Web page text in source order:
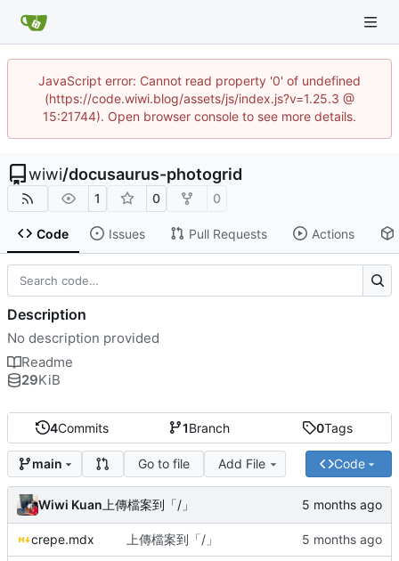
JavaScript error: Cannot read property '0' of undefined
(https://code.wiwi.blog/assets/js/index.js?v=1.25.3 @
15:21744). Open browser console to see more details.
wiwi/docusaurus-photogrid
1 0 0
Code Issues Pull Requests Actions
4Commits 1Branch 0Tags
main Go to file Add File Code
Wiwi Kuan 上傳檔案到「/」
crepe.mdx 上傳檔案到「/」
Description
No description provided
Readme
29KiB